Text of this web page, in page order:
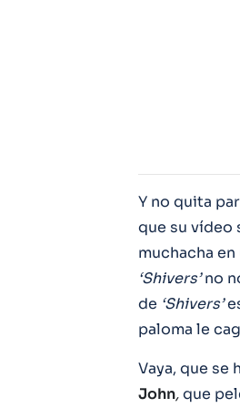
Y no quita
que su vídeo
muchacha
‘Shivers’no
de ‘Shivers’
paloma le
Vaya, que se
John,que